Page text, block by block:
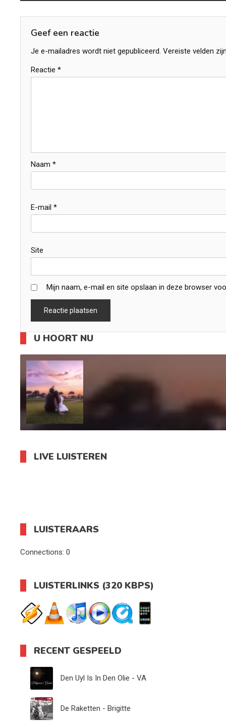
navigatie
Geef een reactie
Je e-mailadres wordt niet gepubliceerd. Vereiste velden
Reactie *
Naam *
E-mail *
Site
Mijn naam, e-mail en site opslaan in deze browser
U HOORT NU
LIVE LUISTEREN
LUISTERAARS
Connections: 0
LUISTERLINKS (320 KBPS)
RECENT GESPEELD
Den Uyl Is In Den Olie - VA
De Raketten - Brigitte